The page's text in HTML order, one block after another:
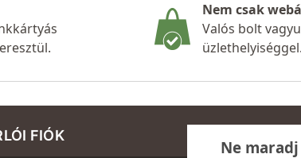
Nem csak
Valós bolt
üzlethelyiséggel.
FIÓK
Ne